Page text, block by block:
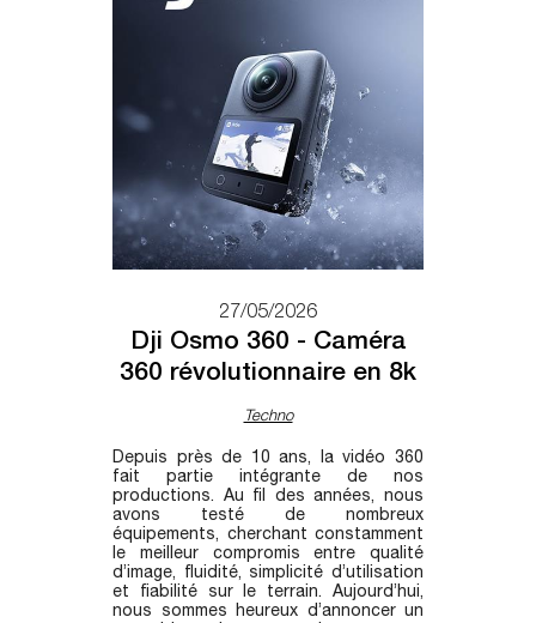
27/05/2026
Dji Osmo 360 - Caméra
360 révolutionnaire en 8k
Techno
Depuis près de 10 ans, la vidéo 360
fait partie intégrante de nos
productions. Au fil des années, nous
avons testé de nombreux
équipements, cherchant constamment
le meilleur compromis entre qualité
d’image, fluidité, simplicité d’utilisation
et fiabilité sur le terrain. Aujourd’hui,
nous sommes heureux d’annoncer un